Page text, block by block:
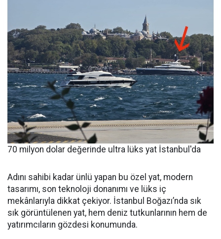
70 milyon dolar değerinde ultra lüks yat İstanbul'da
Adını sahibi kadar ünlü yapan bu özel yat, modern
tasarımı, son teknoloji donanımı ve lüks iç
mekânlarıyla dikkat çekiyor. İstanbul Boğazı’nda sık
sık görüntülenen yat, hem deniz tutkunlarının hem de
yatırımcıların gözdesi konumunda.